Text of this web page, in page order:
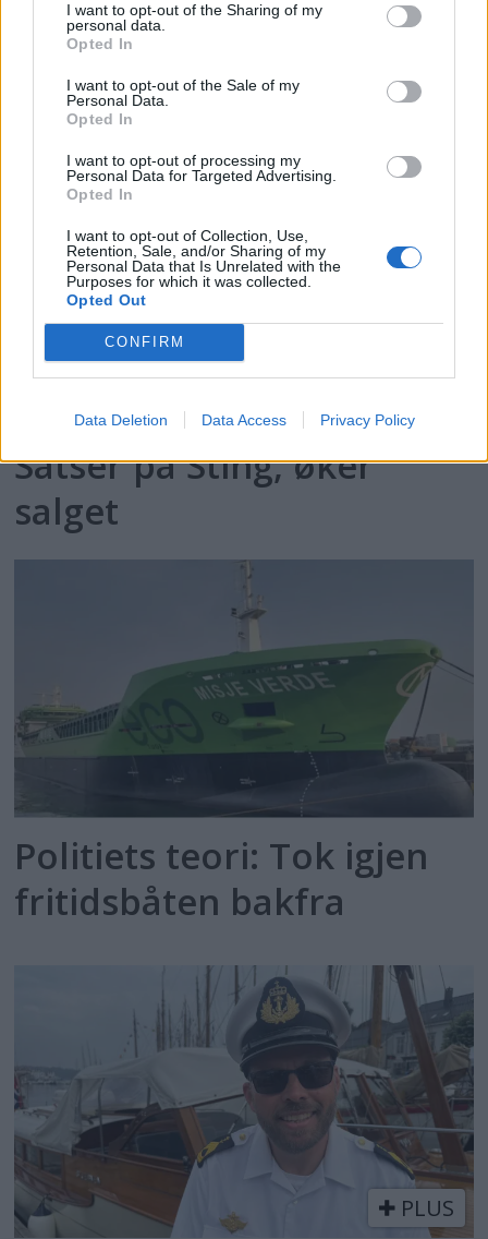
I want to opt-out of the Sharing of my
personal data.
Opted In
I want to opt-out of the Sale of my
Personal Data.
Opted In
I want to opt-out of processing my
Personal Data for Targeted Advertising.
Opted In
I want to opt-out of Collection, Use,
Retention, Sale, and/or Sharing of my
Personal Data that Is Unrelated with the
Purposes for which it was collected.
Opted Out
CONFIRM
Data Deletion Data Access Privacy Policy
Motorbåtdefilering i Risør
Satser på Sting, øker
salget
Politiets teori: Tok igjen
fritidsbåten bakfra
PLUS